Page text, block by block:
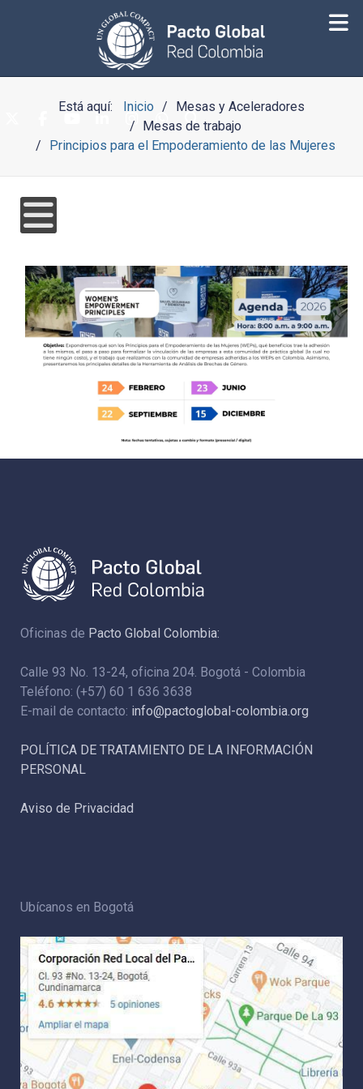
Está aquí: Inicio
Mesas y Aceleradores
Mesas de trabajo
Principios para el Empoderamiento de las Mujeres
Oficinas de Pacto Global Colombia:
Calle 93 No. 13-24, oficina 204. Bogotá - Colombia
Teléfono: (+57) 60 1 636 3638
E-mail de contacto: info@pactoglobal-colombia.org
POLÍTICA DE TRATAMIENTO DE LA INFORMACIÓN
PERSONAL
Aviso de Privacidad
Ubícanos en Bogotá